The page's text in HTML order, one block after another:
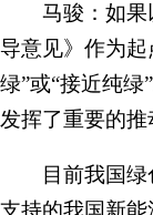
马骏：如果以
导意见》作为
绿”或“接近纯
发挥了重要的推
目前我国绿色
支持的我国新